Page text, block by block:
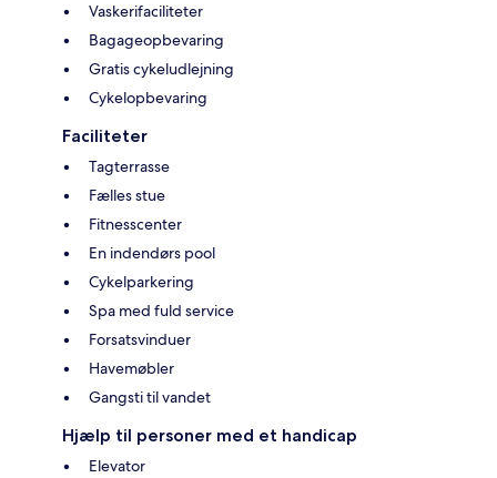
Vaskerifaciliteter
Bagageopbevaring
Gratis cykeludlejning
Cykelopbevaring
Faciliteter
Tagterrasse
Fælles stue
Fitnesscenter
En indendørs pool
Cykelparkering
Spa med fuld service
Forsatsvinduer
Havemøbler
Gangsti til vandet
Hjælp til personer med et handicap
Elevator